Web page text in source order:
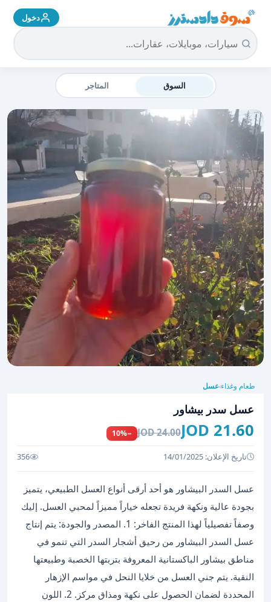
سوق دادسترز الرئيسية دخول
السوق المتاجر
طعام وغذاء›عسل
عسل سدر بيشاور
21.60 JOD
24.00 JOD
−10%
تاريخ الإعلان: 14/01/2025 356
عسل السدر البيشاور هو أحد أرقى أنواع العسل الطبيعي، يتميز
بجودة عالية ونكهة فريدة تجعله خياراً مميزاً لمحبي العسل. إليك
وصفاً تفصيلياً لهذا المنتج الفاخر: 1. المصدر والجودة: يتم إنتاج
عسل السدر البيشاور من رحيق أشجار السدر التي تنمو في
مناطق بيشاور الباكستانية المعروفة بتربتها الخصبة وطبيعتها
النقية. يتم جني العسل من خلايا النحل في مواسم الإزهار
المحددة لضمان الحصول على نكهة ومذاق مركز. 2. اللون